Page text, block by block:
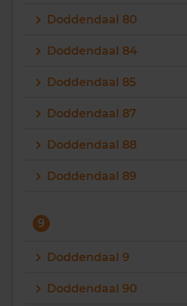
Doddendaal 80
Doddendaal 84
Doddendaal 85
Doddendaal 87
Doddendaal 88
Doddendaal 89
9
Doddendaal 9
Doddendaal 90